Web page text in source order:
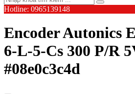
Hotline: 0965139148
Encoder Autonics
6-L-5-Cs 300 P/R
#08e0c3c4d